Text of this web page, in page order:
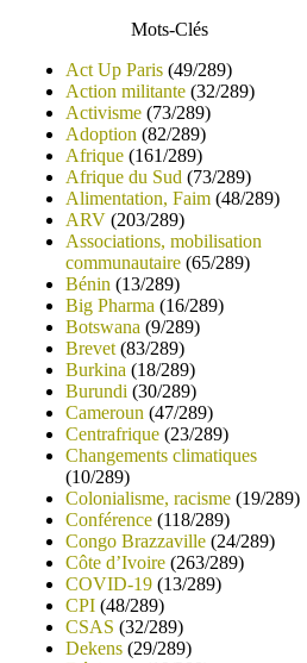
Mots-Clés
Act Up Paris (49/289)
Action militante (32/289)
Activisme (73/289)
Adoption (82/289)
Afrique (161/289)
Afrique du Sud (73/289)
Alimentation, Faim (48/289)
ARV (203/289)
Associations, mobilisation
communautaire (65/289)
Bénin (13/289)
Big Pharma (16/289)
Botswana (9/289)
Brevet (83/289)
Burkina (18/289)
Burundi (30/289)
Cameroun (47/289)
Centrafrique (23/289)
Changements climatiques
(10/289)
Colonialisme, racisme (19/289)
Conférence (118/289)
Congo Brazzaville (24/289)
Côte d’Ivoire (263/289)
COVID-19 (13/289)
CPI (48/289)
CSAS (32/289)
Dekens (29/289)